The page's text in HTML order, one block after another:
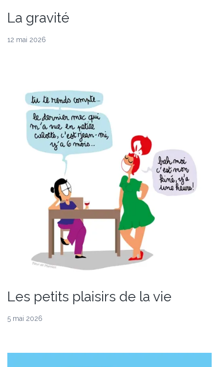
La gravité
12 mai 2026
Les petits plaisirs de la vie
5 mai 2026